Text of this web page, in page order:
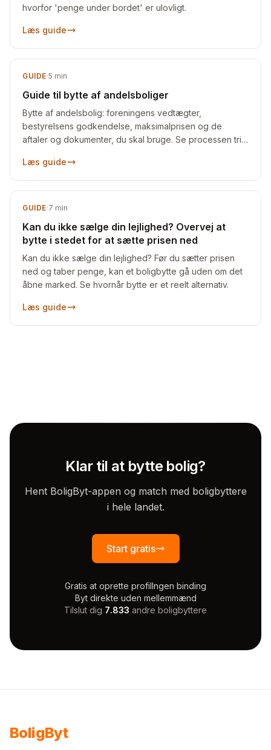
hvorfor 'penge under bordet' er ulovligt.
Læs guide
GUIDE·5 min
Guide til bytte af andelsboliger
Bytte af andelsbolig: foreningens vedtægter,
bestyrelsens godkendelse, maksimalprisen og de
aftaler og dokumenter, du skal bruge. Se processen trin
Læs guide
GUIDE·7 min
Kan du ikke sælge din lejlighed? Overvej at
bytte i stedet for at sætte prisen ned
Kan du ikke sælge din lejlighed? Før du sætter prisen
ned og taber penge, kan et boligbytte gå uden om det
åbne marked. Se hvornår bytte er et reelt alternativ.
Læs guide
Klar til at bytte bolig?
Hent BoligByt-appen og match med boligbyttere
i hele landet.
Start gratis
Gratis at oprette profilIngen binding
Byt direkte uden mellemmænd
Tilslut dig 7.833 andre boligbyttere
BoligByt